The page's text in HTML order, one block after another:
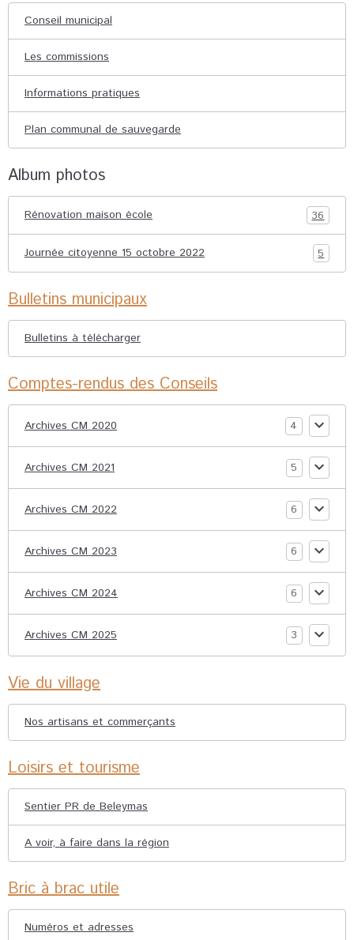
Conseil municipal
Les commissions
Informations pratiques
Plan communal de sauvegarde
Album photos
Rénovation maison école 36
Journée citoyenne 15 octobre 2022 5
Bulletins municipaux
Bulletins à télécharger
Comptes-rendus des Conseils
Archives CM 2020 4
Archives CM 2021 5
Archives CM 2022 6
Archives CM 2023 6
Archives CM 2024 6
Archives CM 2025 3
Vie du village
Nos artisans et commerçants
Loisirs et tourisme
Sentier PR de Beleymas
A voir, à faire dans la région
Bric à brac utile
Numéros et adresses